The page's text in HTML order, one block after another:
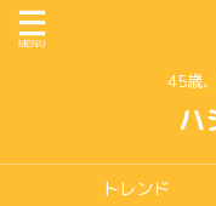
45歳
ハ
トレンド